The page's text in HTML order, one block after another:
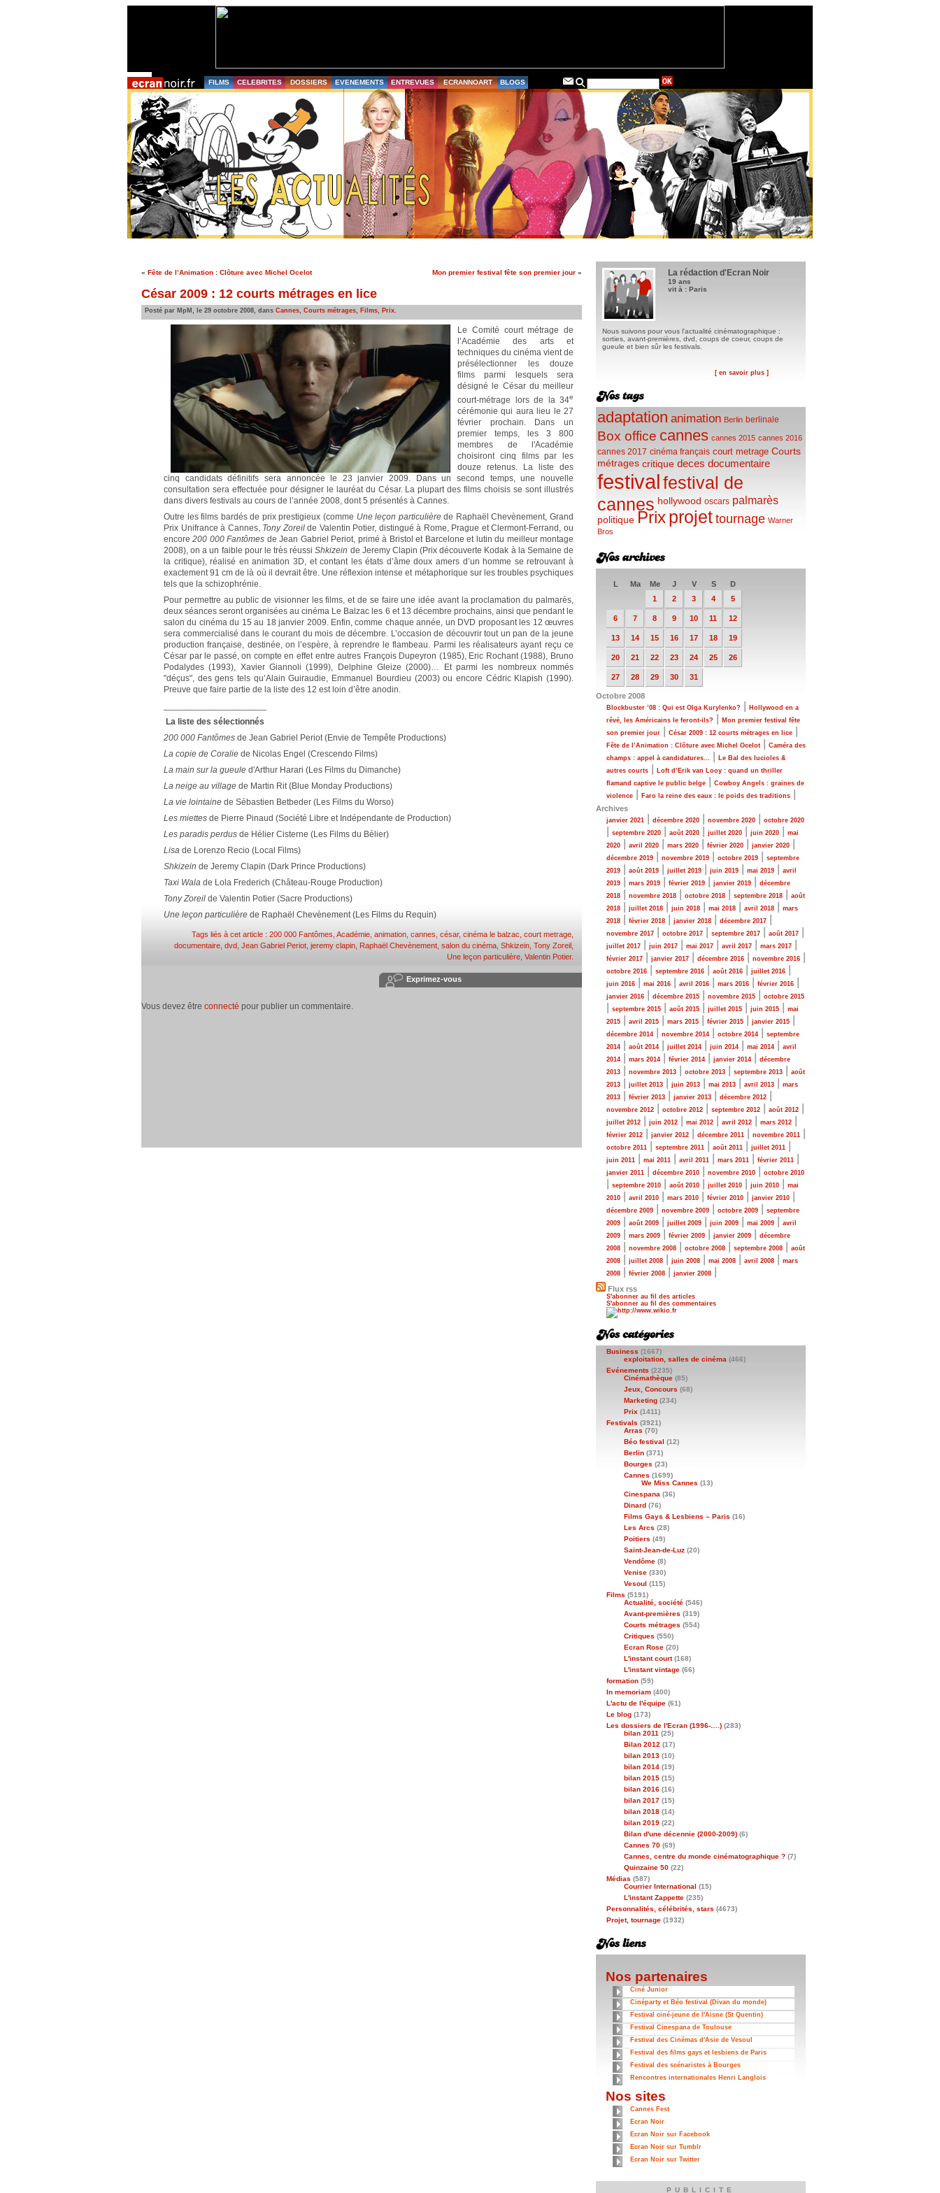
FILMS CELEBRITES DOSSIERS EVENEMENTS ENTREVUES ECRANNOART BLOGS
« Fête de l’Animation : Clôture avec Michel Ocelot Mon premier festival fête son premier jour »
César 2009 : 12 courts métrages en lice
Posté par MpM, le 29 octobre 2008, dans Cannes, Courts métrages, Films, Prix.
Le Comité court métrage de
l’Académie des arts et
techniques du cinéma vient de
présélectionner les douze
films parmi lesquels sera
désigné le César du meilleur
court-métrage lors de la 34e
cérémonie qui aura lieu le 27
février prochain. Dans un
premier temps, les 3 800
membres de l'Académie
choisiront cinq films par les
douze retenus. La liste des
cinq candidats définitifs sera annoncée le 23 janvier 2009. Dans un second temps, une nouvelle
consultation sera effectuée pour désigner le lauréat du César. La plupart des films choisis se sont illustrés
dans divers festivals au cours de l’année 2008, dont 5 présentés à Cannes.
Outre les films bardés de prix prestigieux (comme Une leçon particulièrede Raphaël Chevènement, Grand
Prix Unifrance à Cannes, Tony Zoreilde Valentin Potier, distingué à Rome, Prague et Clermont-Ferrand, ou
encore200 000 Fantômes de Jean Gabriel Periot, primé à Bristol et Barcelone et lutin du meilleur montage
2008), on a un faible pour le très réussiShkizein de Jeremy Clapin (Prix découverte Kodak à la Semaine de
la critique), réalisé en animation 3D, et contant les états d’âme doux amers d’un homme se retrouvant à
exactement 91 cm de là où il devrait être. Une réflexion intense et métaphorique sur les troubles psychiques
tels que la schizophrénie.
Pour permettre au public de visionner les films, et de se faire une idée avant la proclamation du palmarès,
deux séances seront organisées au cinéma Le Balzac les 6 et 13 décembre prochains, ainsi que pendant le
salon du cinéma du 15 au 18 janvier 2009. Enfin, comme chaque année, un DVD proposant les 12 œuvres
sera commercialisé dans le courant du mois de décembre. L’occasion de découvrir tout un pan de la jeune
production française, destinée, on l’espère, à reprendre le flambeau. Parmi les réalisateurs ayant reçu ce
César par le passé, on compte en effet entre autres François Dupeyron (1985), Eric Rochant (1988), Bruno
Podalydes (1993), Xavier Giannoli (1999), Delphine Gleize (2000)… Et parmi les nombreux nommés
"déçus", des gens tels qu’Alain Guiraudie, Emmanuel Bourdieu (2003) ou encore Cédric Klapish (1990).
Preuve que faire partie de la liste des 12 est loin d’être anodin.
La liste des sélectionnés
200 000 Fantômes de Jean Gabriel Periot (Envie de Tempête Productions)
La copie de Coralie de Nicolas Engel (Crescendo Films)
La main sur la gueule d'Arthur Harari (Les Films du Dimanche)
La neige au village de Martin Rit (Blue Monday Productions)
La vie lointaine de Sébastien Betbeder (Les Films du Worso)
Les miettes de Pierre Pinaud (Société Libre et Indépendante de Production)
Les paradis perdus de Hélier Cisterne (Les Films du Bélier)
Lisa de Lorenzo Recio (Local Films)
Shkizein de Jeremy Clapin (Dark Prince Productions)
Taxi Wala de Lola Frederich (Château-Rouge Production)
Tony Zoreil de Valentin Potier (Sacre Productions)
Une leçon particulière de Raphaël Chevènement (Les Films du Requin)
Tags liés à cet article : 200 000 Fantômes Académie animation cannes césar, cinéma le balzac court metrage
documentaire dvd Jean Gabriel Periot jeremy clapin Raphaël Chevènement salon du cinéma Shkizein Tony Zoreil
Une leçon particulière Valentin Potier.
Exprimez-vous
Vous devez être connecté pour publier un commentaire.
La rédaction d'Ecran Noir
19 ans
vit à : Paris
Nous suivons pour vous l'actualité cinématographique :
sorties, avant-premières, dvd, coups de coeur, coups de
gueule et bien sûr les festivals.
[ en savoir plus ]
adaptation animation Berlin berlinale
Box office cannes cannes 2015 cannes 2016
cannes 2017 cinéma français court metrage Courts
métrages critique deces documentaire
festivalfestival de
cannes hollywood oscars palmarès
politique Prixprojet tournage Warner
Bros
L Ma Me J V S
D
1
2 3 4 5
6 7 8 9 10 11 12
13 14 15 16 17 18 19
20 21 22 23 24 25 26
27 28 29 30 31
Octobre 2008
Blockbuster ’08 : Qui est Olga Kurylenko?
Hollywood en a
rêvé, les Américains le feront-ils?
Mon premier festival fête
son premier jour
César 2009 : 12 courts métrages en lice
Fête de l’Animation : Clôture avec Michel Ocelot
Caméra des
champs : appel à candidatures…
Le Bal des lucioles &
autres courts
Loft d’Erik van Looy : quand un thriller
flamand captive le public belge
Cowboy Angels : graines de
violence
Faro la reine des eaux : le poids des traditions
Archives
janvier 2021 décembre 2020 novembre 2020 octobre 2020
septembre 2020 août 2020 juillet 2020 juin 2020
mai
2020
avril 2020 mars 2020 février 2020 janvier 2020
décembre 2019 novembre 2019 octobre 2019
septembre
2019
août 2019 juillet 2019 juin 2019 mai 2019
avril
2019
mars 2019 février 2019 janvier 2019
décembre
2018
novembre 2018 octobre 2018 septembre 2018
août
2018
juillet 2018 juin 2018 mai 2018 avril 2018
mars
2018
février 2018 janvier 2018 décembre 2017
novembre 2017 octobre 2017 septembre 2017 août 2017
juillet 2017 juin 2017 mai 2017 avril 2017 mars 2017
février 2017 janvier 2017 décembre 2016 novembre 2016
octobre 2016 septembre 2016 août 2016 juillet 2016
juin 2016 mai 2016 avril 2016 mars 2016 février 2016
janvier 2016 décembre 2015 novembre 2015 octobre 2015
septembre 2015 août 2015 juillet 2015 juin 2015
mai
2015
avril 2015 mars 2015 février 2015 janvier 2015
décembre 2014 novembre 2014 octobre 2014
septembre
2014
août 2014 juillet 2014 juin 2014 mai 2014
avril
2014
mars 2014 février 2014 janvier 2014
décembre
2013
novembre 2013 octobre 2013 septembre 2013
août
2013
juillet 2013 juin 2013 mai 2013 avril 2013
mars
2013
février 2013 janvier 2013 décembre 2012
novembre 2012 octobre 2012 septembre 2012 août 2012
juillet 2012 juin 2012 mai 2012 avril 2012 mars 2012
février 2012 janvier 2012 décembre 2011 novembre 2011
octobre 2011 septembre 2011 août 2011 juillet 2011
juin 2011 mai 2011 avril 2011 mars 2011 février 2011
janvier 2011 décembre 2010 novembre 2010 octobre 2010
septembre 2010 août 2010 juillet 2010 juin 2010
mai
2010
avril 2010 mars 2010 février 2010 janvier 2010
décembre 2009 novembre 2009 octobre 2009
septembre
2009
août 2009 juillet 2009 juin 2009 mai 2009
avril
2009
mars 2009 février 2009 janvier 2009
décembre
2008
novembre 2008 octobre 2008 septembre 2008
août
2008
juillet 2008 juin 2008 mai 2008 avril 2008
mars
2008
février 2008 janvier 2008
Flux rss
S'abonner au fil des articles
S'abonner au fil des commentaires
Business (1667)
exploitation, salles de cinéma (466)
Evénements (2235)
Cinémathèque (85)
Jeux, Concours (68)
Marketing (234)
Prix (1411)
Festivals (3921)
Arras (70)
Béo festival (12)
Berlin (371)
Bourges (23)
Cannes (1699)
We Miss Cannes (13)
Cinespana (36)
Dinard (76)
Films Gays & Lesbiens – Paris (16)
Les Arcs (28)
Poitiers (49)
Saint-Jean-de-Luz (20)
Vendôme (8)
Venise (330)
Vesoul (115)
Films (5191)
Actualité, société (546)
Avant-premières (319)
Courts métrages (554)
Critiques (550)
Ecran Rose (20)
L'instant court(168)
L'instant vintage (66)
formation (59)
In memoriam (400)
L'actu de l'équipe (61)
Le blog (173)
Les dossiers de l'Ecran (1996-….) (283)
bilan 2011 (25)
Bilan 2012 (17)
bilan 2013 (10)
bilan 2014 (19)
bilan 2015 (15)
bilan 2016 (16)
bilan 2017 (15)
bilan 2018 (14)
bilan 2019 (22)
Bilan d'une décennie (2000-2009) (6)
Cannes 70 (69)
Cannes, centre du monde cinématographique ? (7)
Quinzaine 50 (22)
Médias (587)
Courrier International (15)
L'instant Zappette (235)
Personnalités, célébrités, stars (4673)
Projet, tournage (1932)
Nos partenaires
Ciné Junior
Cinéparty et Béo festival (Divan du monde)
Festival ciné-jeune de l'Aisne (St Quentin)
Festival Cinespana de Toulouse
Festival des Cinémas d'Asie de Vesoul
Festival des films gays et lesbiens de Paris
Festival des scénaristes à Bourges
Rencontres internationales Henri Langlois
Nos sites
Cannes Fest
Ecran Noir
Ecran Noir sur Facebook
Ecran Noir sur Tumblr
Ecran Noir sur Twitter
PUBLICITE